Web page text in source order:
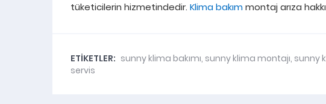
tüketicilerin hizmetindedir. Klima bakımmontaj arıza
ETİKETLER: sunny klima bakımı, sunny klima montajı, sunny
servis